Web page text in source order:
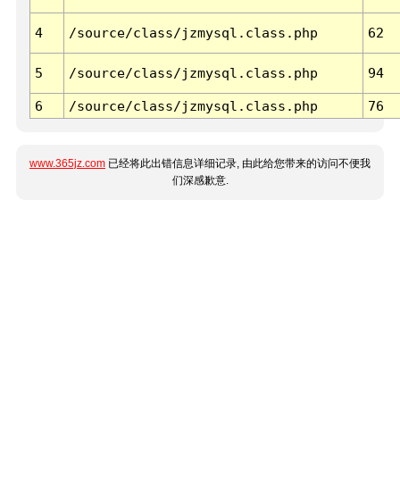
4 /source/class/jzmysql.class.php 62
5 /source/class/jzmysql.class.php 94
6 /source/class/jzmysql.class.php 76
www.365jz.com 已经将此出错信息详细记录, 由此给您带来的访问不便我
们深感歉意.